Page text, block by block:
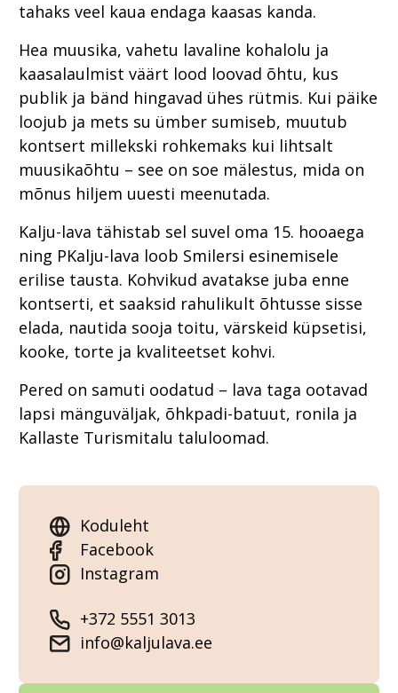
tahaks veel kaua endaga kaasas kanda.
Hea muusika, vahetu lavaline kohalolu ja
kaasalaulmist väärt lood loovad õhtu, kus
publik ja bänd hingavad ühes rütmis. Kui päike
loojub ja mets su ümber sumiseb, muutub
kontsert millekski rohkemaks kui lihtsalt
muusikaõhtu – see on soe mälestus, mida on
mõnus hiljem uuesti meenutada.
Kalju-lava tähistab sel suvel oma 15. hooaega
ning PKalju-lava loob Smilersi esinemisele
erilise tausta. Kohvikud avatakse juba enne
kontserti, et saaksid rahulikult õhtusse sisse
elada, nautida sooja toitu, värskeid küpsetisi,
kooke, torte ja kvaliteetset kohvi.
Pered on samuti oodatud – lava taga ootavad
lapsi mänguväljak, õhkpadi-batuut, ronila ja
Kallaste Turismitalu taluloomad.
Koduleht
Facebook
Instagram
+372 5551 3013
info@kaljulava.ee